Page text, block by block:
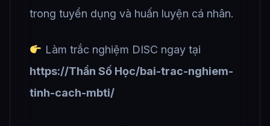
trong tuyển dụng và huấn luyện cá nhân.
Làm trắc nghiệm DISC ngay tại
https://Thần Số Học/bai-trac-nghiem-
tinh-cach-mbti/